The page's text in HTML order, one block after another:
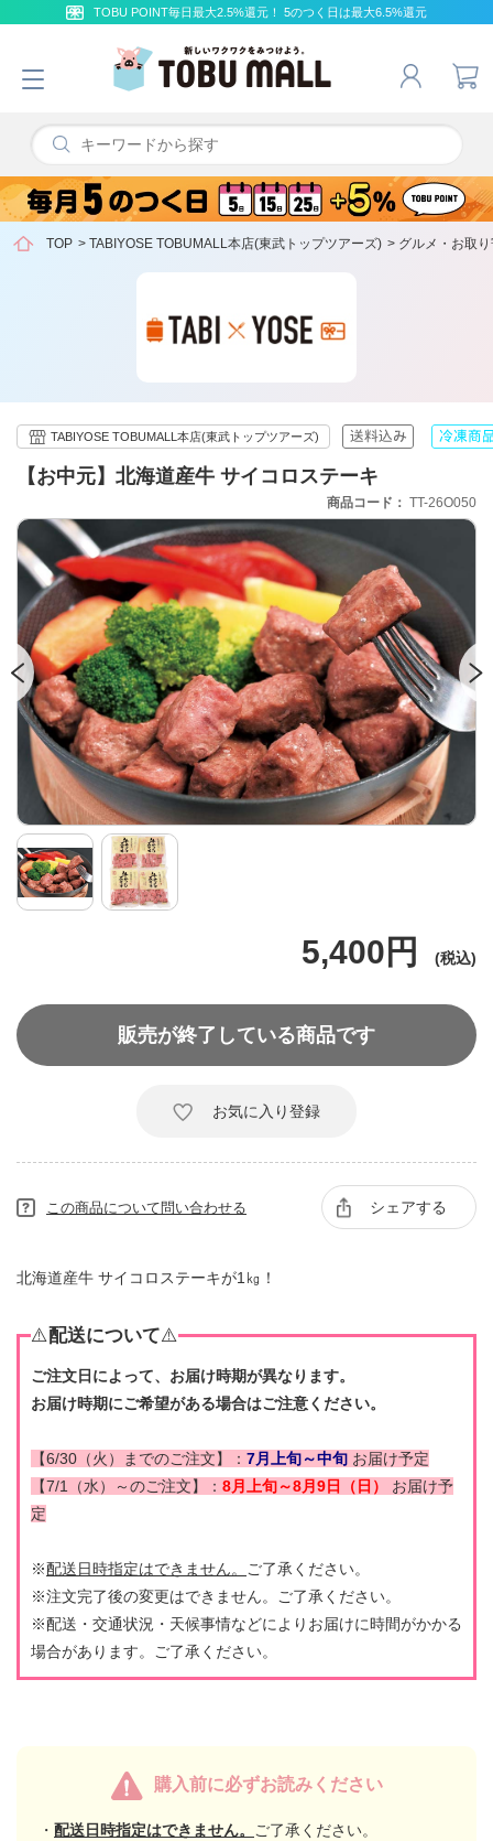
TOBU POINT毎日最大2.5%還元！ 5のつく日は最大6.5%還元
TOP > TABIYOSE TOBUMALL本店(東武トップツアーズ) > グルメ・お取
【お中元】北海道産牛 サイコロステーキ
TABIYOSE TOBUMALL本店(東武トップツアーズ)
5,400円
商品コード TT-26O050
お気に入り登録
販売が終了している商品です
この商品について問い合わせる シェアする
北海道産牛 サイコロステーキが1㎏！
⚠️配送について⚠️
ご注文日によって、お届け時期が異なります。
お届け時期にご希望がある場合はご注意ください。
【6/30（火）までのご注文】： 7月上旬～中旬 お届け予定
【7/1（水）～のご注文】： 8月上旬～8月9日（日）
お届け予
定
※配送日時指定はできません。 ご了承ください。
※注文完了後の変更はできません。ご了承ください。
※配送・交通状況・天候事情などによりお届けに時間がかかる
場合があります。ご了承ください。
購入前に必ずお読みください
・ 配送日時指定はできません。 ご了承ください。